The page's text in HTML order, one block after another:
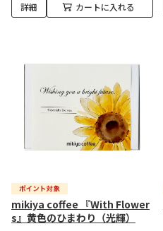
詳細 カートに入れる
mikiya coffee 『With Flower
s』黄色のひまわり（光輝）